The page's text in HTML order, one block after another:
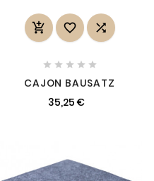
  
    
CAJON BAUSATZ
35,25 €